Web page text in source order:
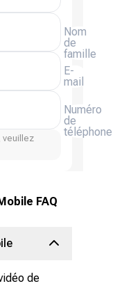
Nom
de
famille
E-
mail
Numéro
de
téléphone
veuillez
FAQ
de